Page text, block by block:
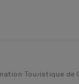
Touristique de